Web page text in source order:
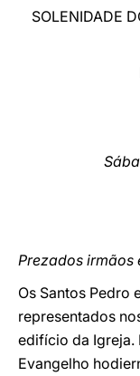
SOLENIDADE
Prezados irmãos
Os Santos Pedro
representados
edifício da Igreja.
Evangelho